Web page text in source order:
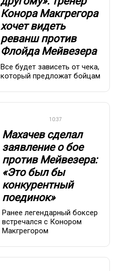
Конора Макгрегора
хочет видеть
реванш против
Флойда Мейвезера
Все будет зависеть от чека,
который предложат бойцам
10:37
Махачев сделал
заявление о бое
против Мейвезера:
«Это был бы
конкурентный
поединок»
Ранее легендарный боксер
встречался с Конором
Макгрегором